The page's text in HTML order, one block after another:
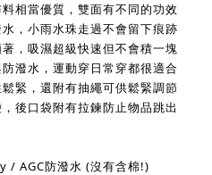
相當優質，雙面有不同的功效
，小雨水珠走過不會留下痕跡
，吸濕超級快速但不會積一塊
潑水，運動穿日常穿都很適合
緊，還附有抽繩可供鬆緊調節
後口袋附有拉鍊防止物品跳出
/ AGC防潑水 (沒有含棉!)